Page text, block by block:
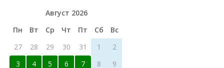
Август 2026
Пн
Вт Ср Чт Пт Сб
Вс
27
28 29 30 31 1
2
3
4 5 6 7 8
9